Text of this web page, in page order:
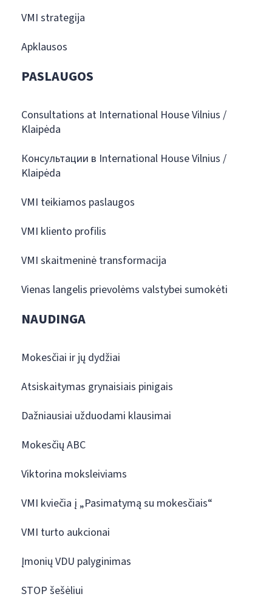
VMI strategija
Apklausos
PASLAUGOS
Consultations at International House Vilnius /
Klaipėda
Консультации в International House Vilnius /
Klaipėda
VMI teikiamos paslaugos
VMI kliento profilis
VMI skaitmeninė transformacija
Vienas langelis prievolėms valstybei sumokėti
NAUDINGA
Mokesčiai ir jų dydžiai
Atsiskaitymas grynaisiais pinigais
Dažniausiai užduodami klausimai
Mokesčių ABC
Viktorina moksleiviams
VMI kviečia į „Pasimatymą su mokesčiais“
VMI turto aukcionai
Įmonių VDU palyginimas
STOP šešėliui